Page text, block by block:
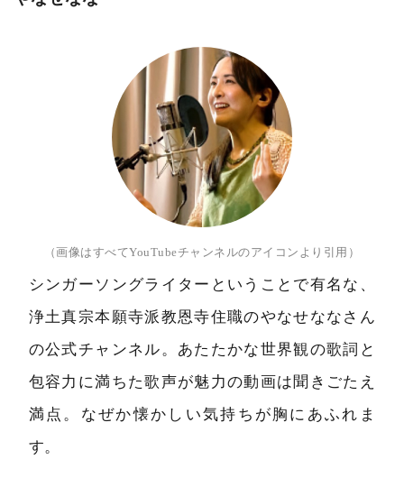
（画像はすべてYouTubeチャンネルのアイコンより引用）
シンガーソングライターということで有名な、
浄土真宗本願寺派教恩寺住職のやなせななさん
の公式チャンネル。あたたかな世界観の歌詞と
包容力に満ちた歌声が魅力の動画は聞きごたえ
満点。なぜか懐かしい気持ちが胸にあふれま
す。